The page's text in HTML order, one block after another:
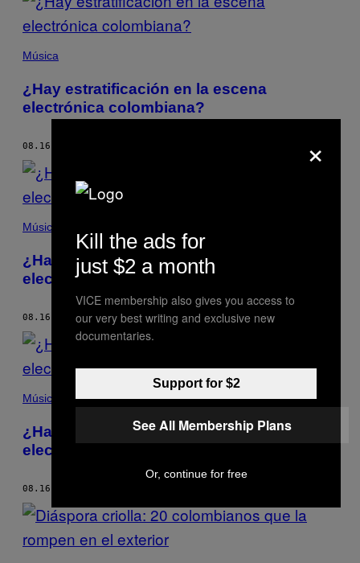
Música
¿Hay estratificación en la escena
electrónica colombiana?
08.16.17
Música
¿Hay estratificación en la escena
electrónica colombiana?
08.16.17 PORJOSÉ E. PLATA
Música
¿Hay estratificación en la escena
electrónica colombiana?
08.16.17
×
Kill the ads for
just $2 a month
VICE membership also gives you access to
our very best writing and exclusive new
documentaries.
Support for $2
See All Membership Plans
Or, continue for free